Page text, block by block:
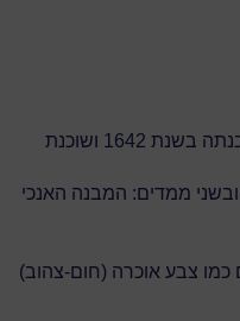
פליסאן היא עיר עם מבצר היושבת בלב פרובנס. ספרייה המדיה החדשה הוקמה במבנה של אחוזת מאורו ההיסטורית, שנבנתה בשנת 1642 ושוכנת
ממדים: המבנה האנכי
כמו צבע אוכרה (חום-צהוב)